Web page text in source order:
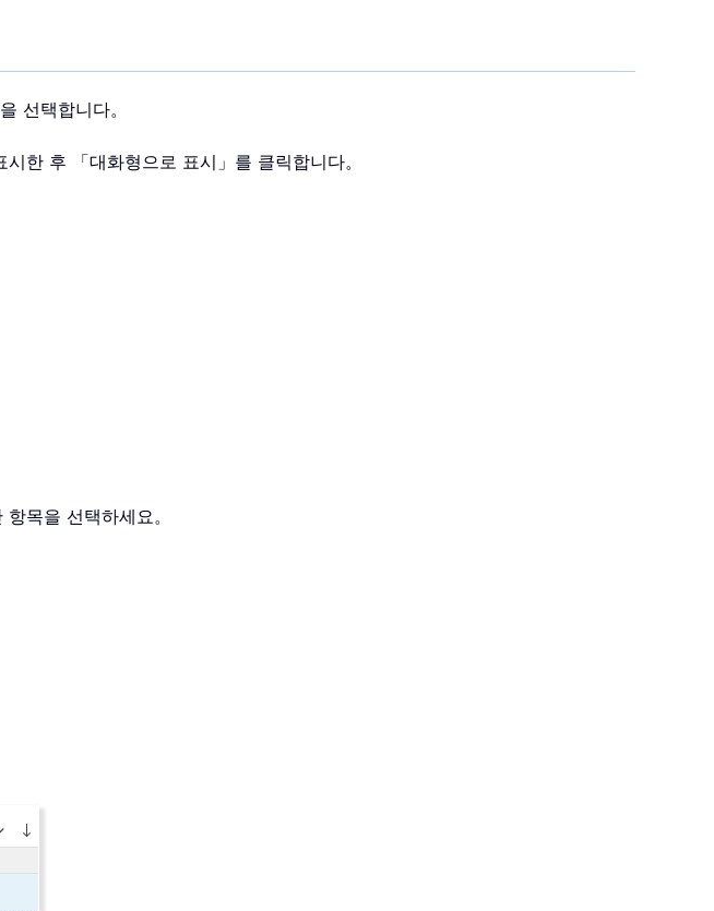
선택합니다。
한 후 「대화형으로 표시」를 클릭합니다。
목을 선택하세요。